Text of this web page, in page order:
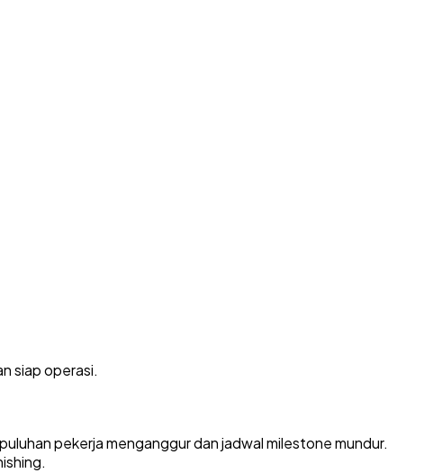
siap operasi.
pekerja menganggur dan jadwal milestone mundur.